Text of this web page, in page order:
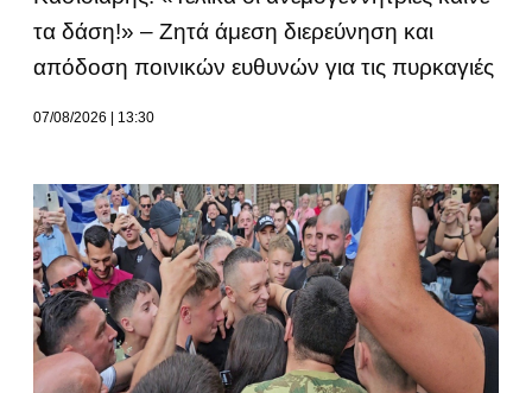
τα δάση!» – Ζητά άμεση διερεύνηση και
απόδοση ποινικών ευθυνών για τις πυρκαγιές
07/08/2026 13:30